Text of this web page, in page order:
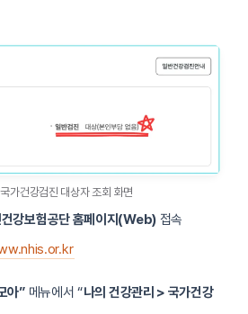
대상자 조회 화면
강보험공단 홈페이지(Web)접속
아”메뉴에서 “나의 건강관리 > 국가건강